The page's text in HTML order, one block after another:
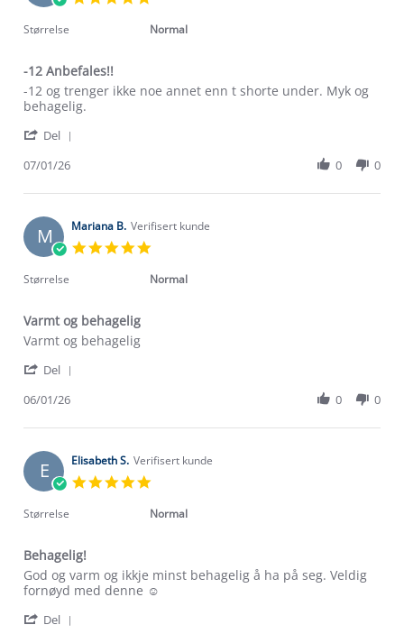
rating
Størrelse Normal
-12 Anbefales!!
Review
by
A.
7
2026
review
stating
Anbefales!!
-12 og trenger ikke noe annet enn t shorte under. Myk og
behagelig.
Del
Asghar
on
7
Jan
07/01/26 0 0
M Mariana B. Verifisert kunde
rating
Størrelse Normal
Varmt og behagelig
Review
Mariana
on
Jan
review
Varmt
behagelig
Varmt og behagelig
Del
Mariana
on
6
Jan
06/01/26 0 0
E Elisabeth S. Verifisert kunde
rating
Størrelse Normal
Behagelig!
Review
by
S.
review
stating
God og varm og ikkje minst behagelig å ha på seg. Veldig
fornøyd med denne ☺️
Del